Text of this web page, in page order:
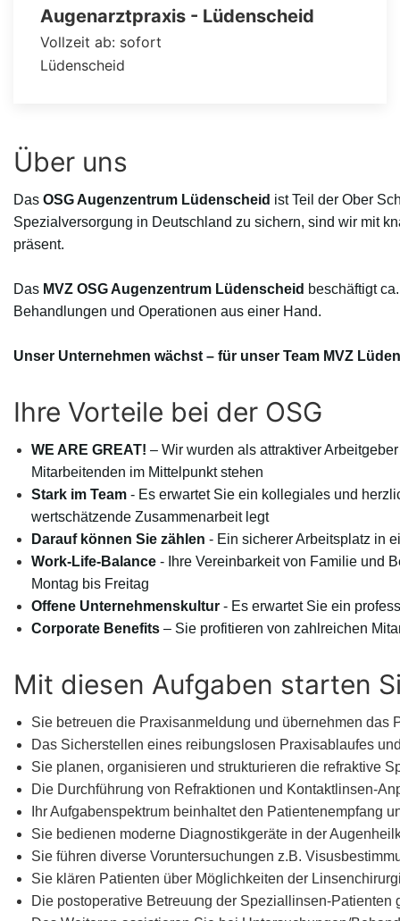
Augenarztpraxis - Lüdenscheid
Vollzeit ab: sofort
Lüdenscheid
Über uns
Das OSG Augenzentrum Lüdenscheid ist Teil der Ober
Spezialversorgung in Deutschland zu sichern, sind wir mit
präsent.
Das MVZ OSG Augenzentrum Lüdenscheid beschäftigt
Behandlungen und Operationen aus einer Hand.
Unser Unternehmen wächst – für unser Team MVZ
Ihre Vorteile bei der OSG
WE ARE GREAT! – Wir wurden als attraktiver
Mitarbeitenden im Mittelpunkt stehen
Stark im Team - Es erwartet Sie ein kollegiales und
wertschätzende Zusammenarbeit legt
Darauf können Sie zählen - Ein sicherer Arbeitsplatz in
Work-Life-Balance - Ihre Vereinbarkeit von Familie und
Montag bis Freitag
Offene Unternehmenskultur - Es erwartet Sie ein
Corporate Benefits – Sie profitieren von zahlreichen
Mit diesen Aufgaben starten
Sie betreuen die Praxisanmeldung und übernehmen das
Das Sicherstellen eines reibungslosen Praxisablaufes
Sie planen, organisieren und strukturieren die refraktive
Die Durchführung von Refraktionen und Kontaktlinsen-
Ihr Aufgabenspektrum beinhaltet den Patientenempfang
Sie bedienen moderne Diagnostikgeräte in der
Sie führen diverse Voruntersuchungen z.B.
Sie klären Patienten über Möglichkeiten der
Die postoperative Betreuung der Speziallinsen-Patienten